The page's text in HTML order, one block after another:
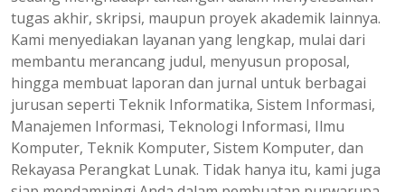
tugas akhir, skripsi, maupun proyek akademik lainnya.
Kami menyediakan layanan yang lengkap, mulai dari
membantu merancang judul, menyusun proposal,
hingga membuat laporan dan jurnal untuk berbagai
jurusan seperti Teknik Informatika, Sistem Informasi,
Manajemen Informasi, Teknologi Informasi, Ilmu
Komputer, Teknik Komputer, Sistem Komputer, dan
Rekayasa Perangkat Lunak. Tidak hanya itu, kami juga